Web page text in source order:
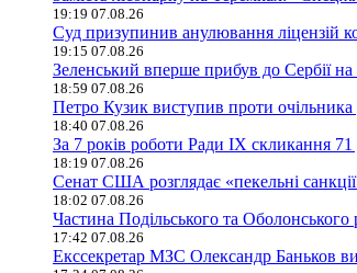
19:19 07.08.26
Суд призупинив анулювання ліцензій
19:15 07.08.26
Зеленський вперше прибув до Сербії на
18:59 07.08.26
Петро Кузик виступив проти
18:40 07.08.26
За 7 років роботи Ради IX скликання 71
18:19 07.08.26
Сенат США розглядає «пекельні
18:02 07.08.26
Частина Подільського та Оболонського
17:42 07.08.26
Екссекретар МЗС Олександр Баньков